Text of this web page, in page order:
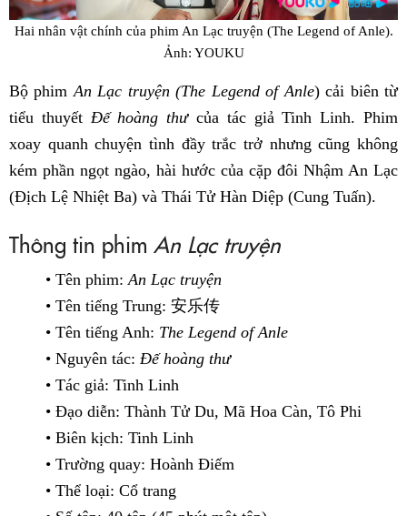
Hai nhân vật chính của phim An Lạc truyện (The Legend of Anle).
Ảnh: YOUKU
Bộ phim An Lạc truyện (The Legend of Anle) cải biên từ
tiểu thuyết Đế hoàng thưcủa tác giả Tinh Linh. Phim
xoay quanh chuyện tình đầy trắc trở nhưng cũng không
kém phần ngọt ngào, hài hước của cặp đôi Nhậm An Lạc
(Địch Lệ Nhiệt Ba) và Thái Tử Hàn Diệp (Cung Tuấn).
Thông tin phim An Lạc truyện
• Tên phim: An Lạc truyện
• Tên tiếng Trung: 安乐传
• Tên tiếng Anh: The Legend of Anle
• Nguyên tác: Đế hoàng thư
• Tác giả: Tinh Linh
• Đạo diễn: Thành Tử Du, Mã Hoa Càn, Tô Phi
• Biên kịch: Tinh Linh
• Trường quay: Hoành Điếm
• Thể loại: Cổ trang